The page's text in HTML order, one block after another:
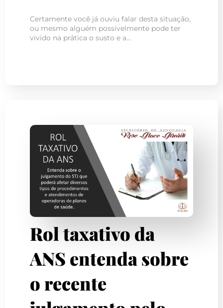
Certamente você já ouviu falar desta situação,
ou mesmo alguém possivelmente pode ter
vivido na prática o susto e a…
Rol taxativo da
ANS entenda sobre
o recente